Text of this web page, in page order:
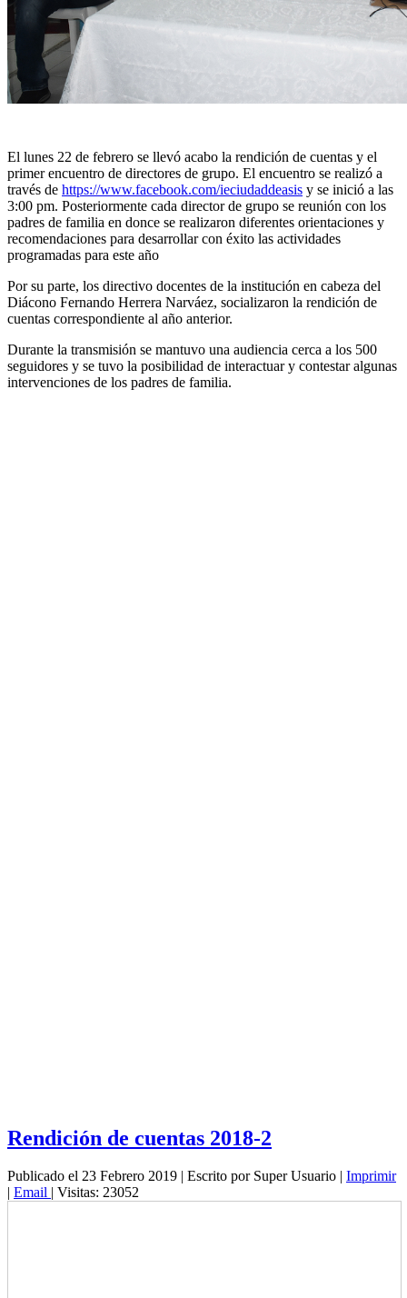
El lunes 22 de febrero se llevó acabo la rendición de cuentas y el
primer encuentro de directores de grupo. El encuentro se realizó a
través de https://www.facebook.com/ieciudaddeasis y se inició a las
3:00 pm. Posteriormente cada director de grupo se reunión con los
padres de familia en donce se realizaron diferentes orientaciones y
recomendaciones para desarrollar con éxito las actividades
programadas para este año
Por su parte, los directivo docentes de la institución en cabeza del
Diácono Fernando Herrera Narváez, socializaron la rendición de
cuentas correspondiente al año anterior.
Durante la transmisión se mantuvo una audiencia cerca a los 500
seguidores y se tuvo la posibilidad de interactuar y contestar algunas
intervenciones de los padres de familia.
Rendición de cuentas 2018-2
Publicado el 23 Febrero 2019 | Escrito por Super Usuario | Imprimir
| Email | Visitas: 23052